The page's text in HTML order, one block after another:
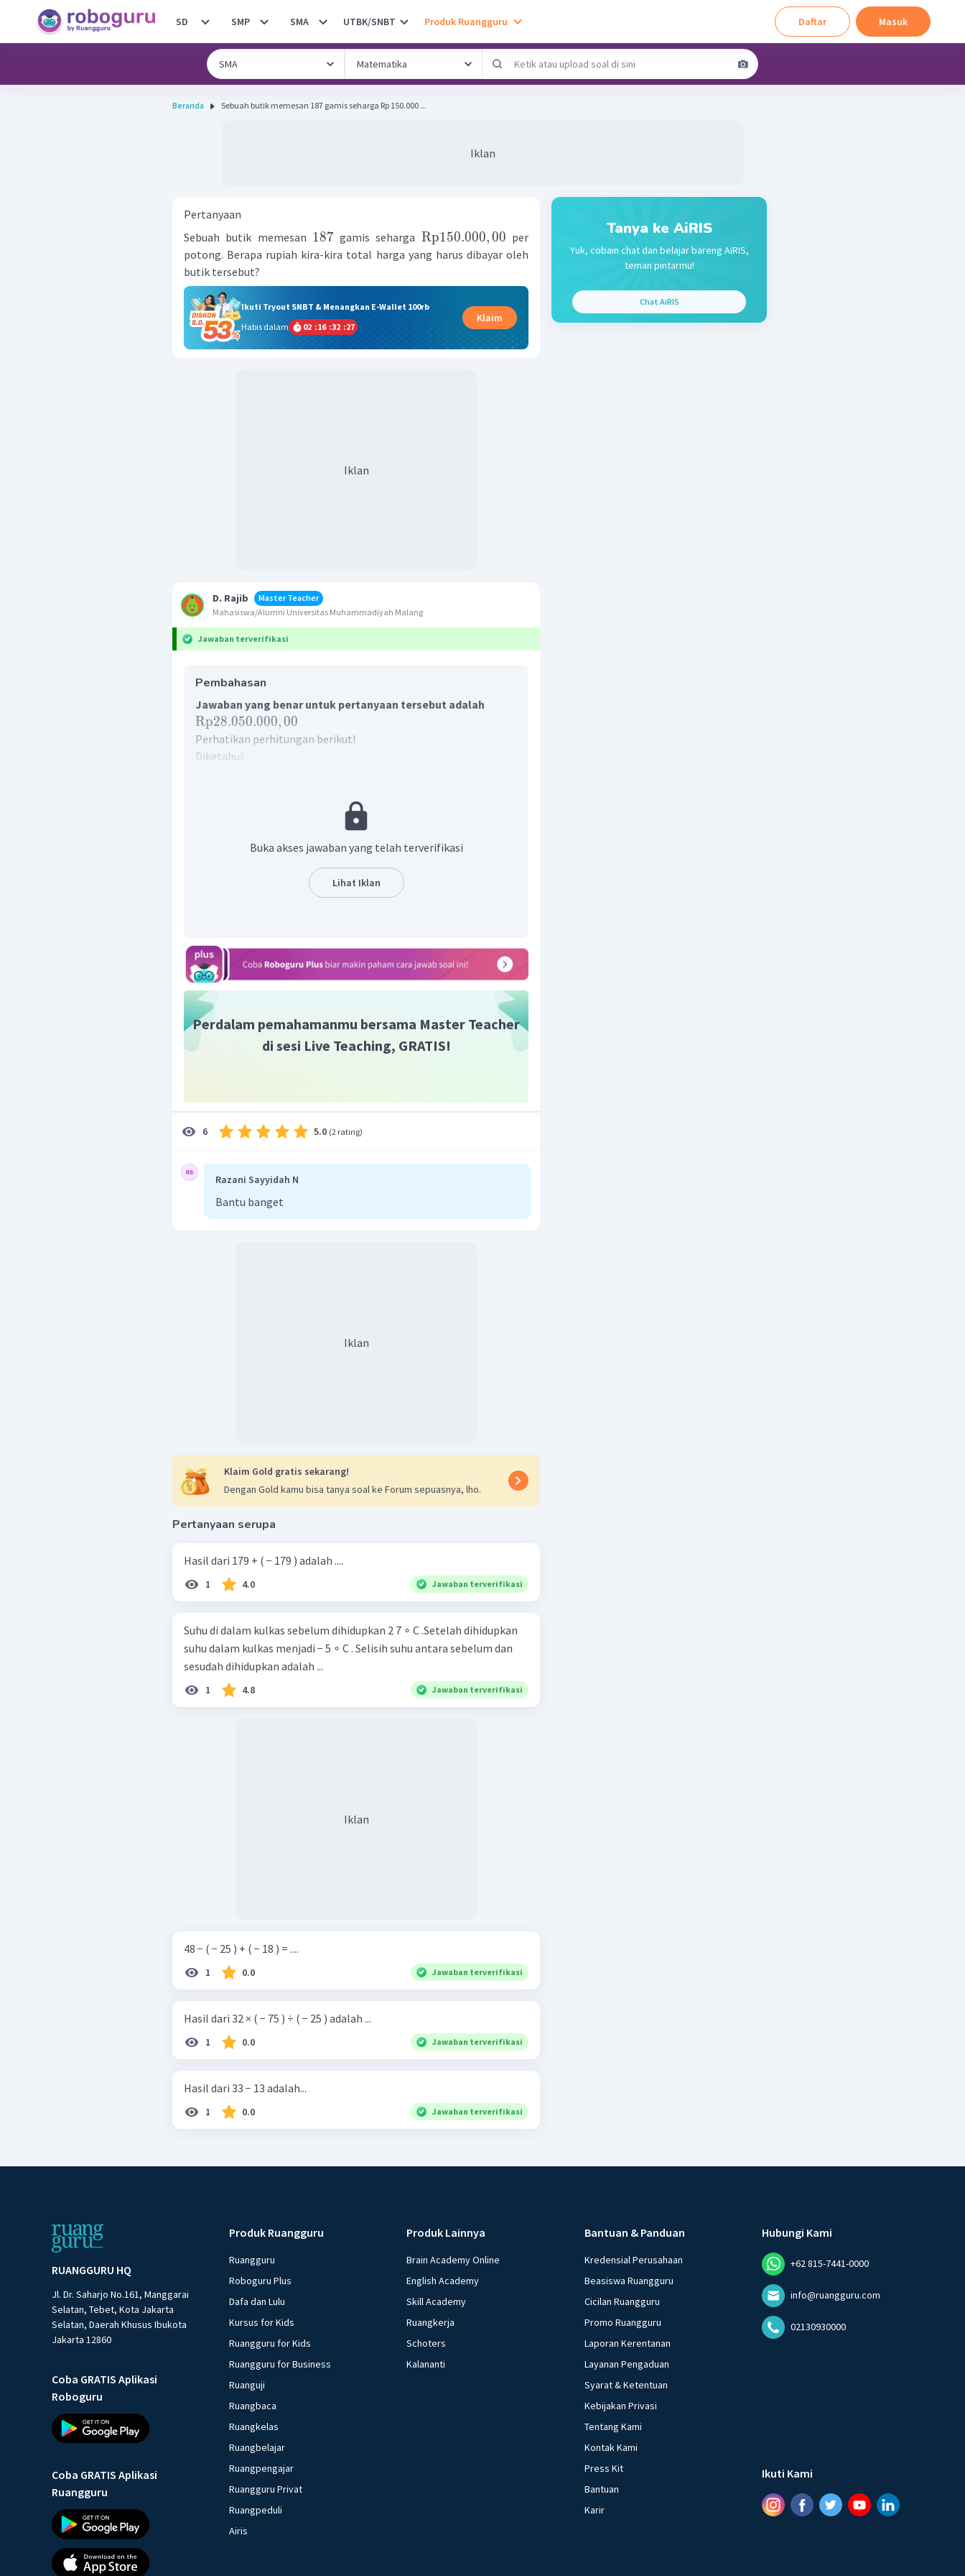
SD SMP SMA UTBK/SNBT Produk Ruangguru Daftar Masuk
Beranda Sebuah butik memesan 187 gamis seharga Rp 150.000 ...
Iklan
Pertanyaan
Sebuah butik memesan 187gamis seharga Rp150.000,00 per
potong. Berapa rupiah kira-kira total harga yang harus dibayar oleh
butik tersebut?
Ikuti Tryout SNBT & Menangkan E-Wallet 100rb
Habis dalam
02 :16 :32 :26
Klaim
Iklan
D. Rajib
Master Teacher
Mahasiswa/Alumni Universitas Muhammadiyah Malang
Jawaban terverifikasi
Pembahasan
Jawaban yang benar untuk pertanyaan tersebut adalah
Rp28.050.000,00
Perhatikan perhitungan berikut!
Diketahui:
Maka jumlah yang harus dibayar yaitu
=
=
150.000
28.050.000
Rp28.050.000
2
1
8
8
0
7
5
Dengan demikian, total harga yang harus dibayar oleh butik
tersebut adalah
Buka akses jawaban yang telah terverifikasi
Lihat Iklan
Perdalam pemahamanmu bersama Master Teacher
di sesi Live Teaching, GRATIS!
6 5.0 (2 rating)
Razani Sayyidah N
Bantu banget
Iklan
Klaim Gold gratis sekarang!
Dengan Gold kamu bisa tanya soal ke Forum sepuasnya, lho.
Pertanyaan serupa
Hasil dari 179 + ( − 179 ) adalah ....
1 4.0 Jawaban terverifikasi
Suhu di dalam kulkas sebelum dihidupkan 2 7 ∘ C .Setelah dihidupkan
suhu dalam kulkas menjadi − 5 ∘ C . Selisih suhu antara sebelum dan
sesudah dihidupkan adalah ...
1 4.8 Jawaban terverifikasi
Iklan
48 − ( − 25 ) + ( − 18 ) = ....
1 0.0 Jawaban terverifikasi
Hasil dari 32 × ( − 75 ) ÷ ( − 25 ) adalah ...
1 0.0 Jawaban terverifikasi
Hasil dari 33 − 13 adalah...
1 0.0 Jawaban terverifikasi
Tanya ke AiRIS
Yuk, cobain chat dan belajar bareng AiRIS,
teman pintarmu!
Chat AiRIS
RUANGGURU HQ
Jl. Dr. Saharjo No.161, Manggarai
Selatan, Tebet, Kota Jakarta
Selatan, Daerah Khusus Ibukota
Jakarta 12860
Coba GRATIS Aplikasi
Roboguru
Coba GRATIS Aplikasi
Ruangguru
Produk Ruangguru
Ruangguru
Roboguru Plus
Dafa dan Lulu
Kursus for Kids
Ruangguru for Kids
Ruangguru for Business
Ruanguji
Ruangbaca
Ruangkelas
Ruangbelajar
Ruangpengajar
Ruangguru Privat
Ruangpeduli
Airis
Produk Lainnya
Brain Academy Online
English Academy
Skill Academy
Ruangkerja
Schoters
Kalananti
Bantuan & Panduan
Kredensial Perusahaan
Beasiswa Ruangguru
Cicilan Ruangguru
Promo Ruangguru
Laporan Kerentanan
Layanan Pengaduan
Syarat & Ketentuan
Kebijakan Privasi
Tentang Kami
Kontak Kami
Press Kit
Bantuan
Karir
Hubungi Kami
+62 815-7441-0000
info@ruangguru.com
02130930000
Ikuti Kami